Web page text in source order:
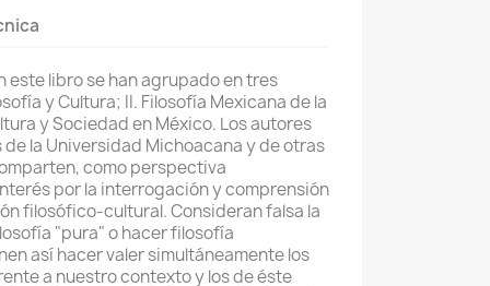
este libro se han agrupado en tres
y Cultura; II. Filosofía Mexicana de la
y Sociedad en México. Los autores
la Universidad Michoacana y de otras
como perspectiva
por la interrogación y comprensión
filosófico-cultural. Consideran falsa la
"pura" o hacer filosofía
así hacer valer simultáneamente los
a nuestro contexto y los de éste